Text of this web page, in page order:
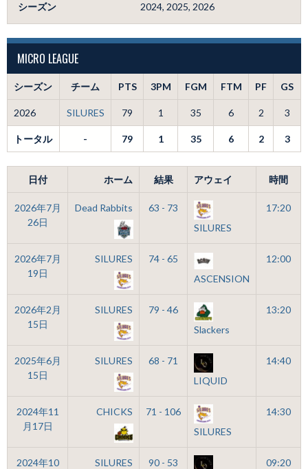
シーズン 2024, 2025, 2026
MICRO LEAGUE
シーズン チーム PTS 3PM FGM FTM PF GS
2026 SILURES 79 1 35 6 2 3
トータル - 79 1 35 6 2 3
日付 ホーム 結果 アウェイ 時間
2026年7月
26日
Dead Rabbits
63 - 73
SILURES
17:20
2026年7月
19日
SILURES
74 - 65
ASCENSION
12:00
2026年2月
15日
SILURES
79 - 46
Slackers
13:20
2025年6月
15日
SILURES
68 - 71
LIQUID
14:40
2024年11
月17日
CHICKS
71 - 106
SILURES
14:30
2024年10
SILURES
90 - 53
09:20